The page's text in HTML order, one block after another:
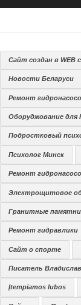
Сайт создан в WEB
Новости Беларуси
Ремонт
Оборуджование для
Подростковый
Психолог Минск
Ремонт
Электрощитовое
Гранитные
Ремонт гидравлики
Сайт о спорте
Писатель
Įtempiamos lubos